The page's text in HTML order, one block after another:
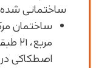
ساختمانی
اصطکاکی در